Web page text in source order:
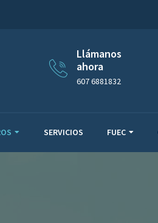
Llámanos
ahora
607 6881832
SERVICIOS FUEC